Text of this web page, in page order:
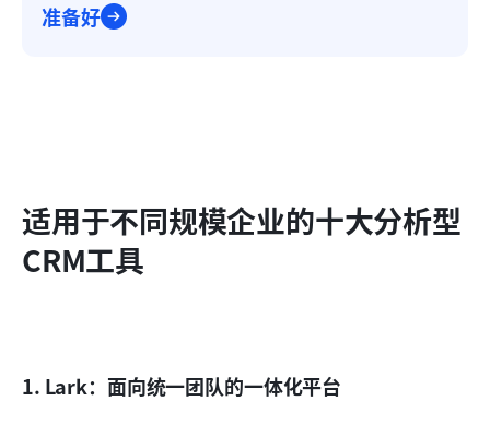
准备好
适用于不同规模企业的十大分析型
CRM工具
1. Lark：面向统一团队的一体化平台